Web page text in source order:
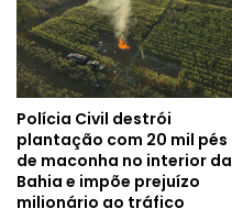
Polícia Civil destrói
plantação com 20 mil pés
de maconha no interior da
Bahia e impõe prejuízo
milionário ao tráfico